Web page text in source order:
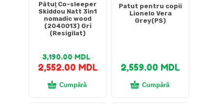
Pătuţ Co-sleeper
Skiddou Natt 3in1
nomadic wood
(2040013) Gri
(Resigilat)
3,190.00MDL
2,552.00 MDL
Cumpără
Patut pentru copii
Lionelo Vera
Grey(PS)
2,559.00 MDL
Cumpără